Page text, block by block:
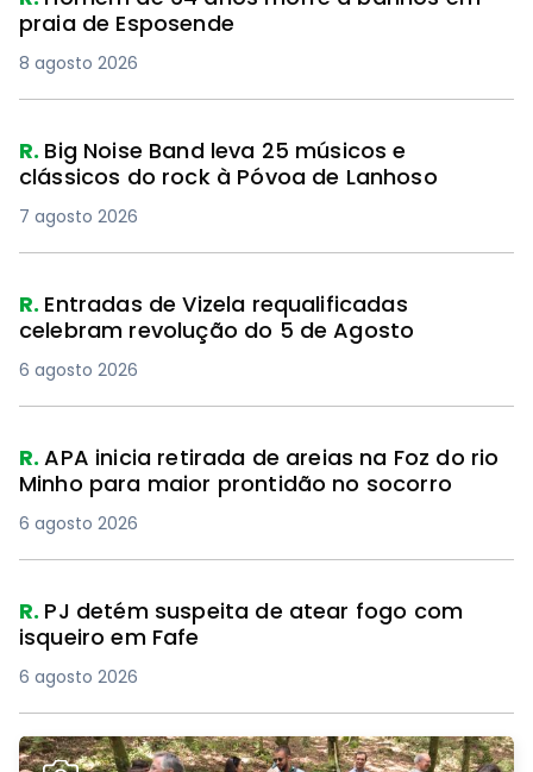
praia de Esposende
8 agosto 2026
R. Big Noise Band leva 25 músicos e
clássicos do rock à Póvoa de Lanhoso
7 agosto 2026
R. Entradas de Vizela requalificadas
celebram revolução do 5 de Agosto
6 agosto 2026
R.APA inicia retirada de areias na Foz do rio
Minho para maior prontidão no socorro
6 agosto 2026
R. PJ detém suspeita de atear fogo com
isqueiro em Fafe
6 agosto 2026